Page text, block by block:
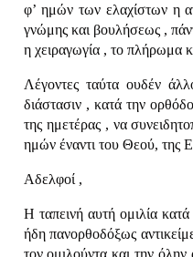
φ’ ημών των ελαχίστων η
γνώμης και βουλήσεως ,
η χειραγωγία , το πλήρωμα
Λέγοντες ταύτα ουδέν
διάστασιν , κατά την
της ημετέρας , να
ημών έναντι του Θεού, της
Αδελφοί ,
Η ταπεινή αυτή ομιλία
ήδη πανορθοδόξως
τον ομιλούντα και την